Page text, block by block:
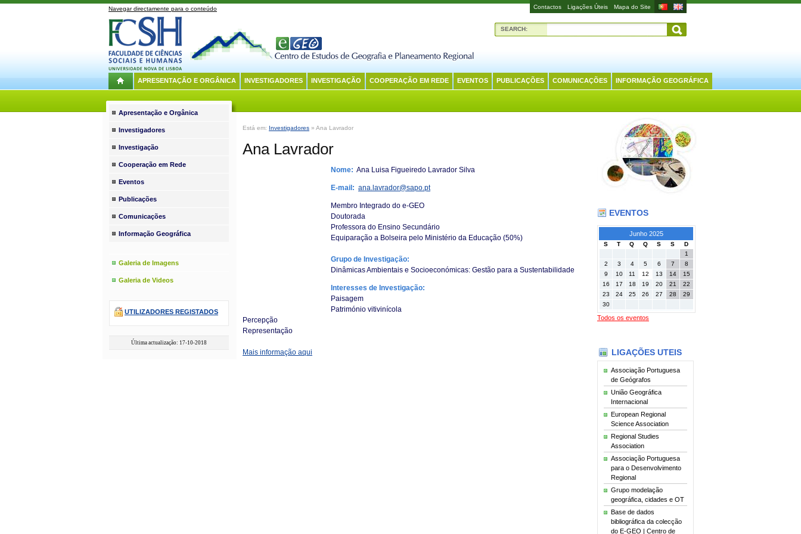
Navegar directamente para o conteúdo Contactos Ligações Úteis Mapa do Site
SEARCH:
APRESENTAÇÃO E ORGÂNICA INVESTIGADORES INVESTIGAÇÃO COOPERAÇÃO EM REDE EVENTOS PUBLICAÇÕES COMUNICAÇÕES INFORMAÇÃO GEOGRÁFICA
Está em: Investigadores » Ana Lavrador
Ana Lavrador
Nome: Ana Luisa Figueiredo Lavrador Silva
E-mail: ana.lavrador@sapo.pt
Membro Integrado do e-GEO
Doutorada
Professora do Ensino Secundário
Equiparação a Bolseira pelo Ministério da Educação (50%)
Grupo de Investigação:
Dinâmicas Ambientais e Socioeconómicas: Gestão para a Sustentabilidade
Interesses de Investigação:
Paisagem
Património vitivinícola
Percepção
Representação
Mais informação aqui
Apresentação e Orgânica
Investigadores
Investigação
Cooperação em Rede
Eventos
Publicações
Comunicações
Informação Geográfica
Galeria de Imagens
Galeria de Videos
UTILIZADORES REGISTADOS
Última actualização: 17-10-2018
EVENTOS
Junho 2025
S T Q Q S S
D
1
2
3 4 5 6 7
8
9
10 11 12 13 14
15
16
17 18 19 20 21
22
23
24 25 26 27 28
29
30
Todos os eventos
LIGAÇÕES UTEIS
Associação Portuguesa
de Geógrafos
União Geográfica
Internacional
European Regional
Science Association
Regional Studies
Association
Associação Portuguesa
para o Desenvolvimento
Regional
Grupo modelação
geográfica, cidades e OT
Base de dados
bibliográfica da colecção
do E-GEO | Centro de